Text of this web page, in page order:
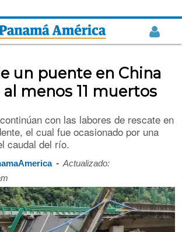
un puente en China
al menos 11 muertos
con las labores de rescate en
el cual fue ocasionado por una
caudal del río.
- Actualizado: